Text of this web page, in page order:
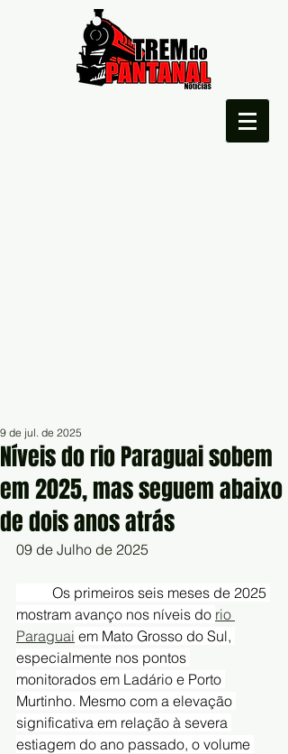
Níveis do rio Paraguai sobem
em 2025, mas seguem abaixo
de dois anos atrás
9 de jul. de 2025
09 de Julho de 2025
mostram avanço nos níveis do rio
Paraguai em Mato Grosso do Sul,
especialmente nos pontos
monitorados em Ladário e Porto
Murtinho. Mesmo com a elevação
significativa em relação à severa
estiagem do ano passado, o volume